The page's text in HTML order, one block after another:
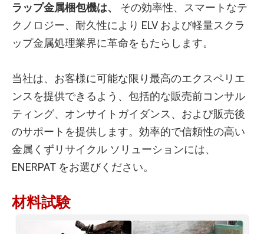
ラップ金属梱包機は、
その効率性、スマートなテ
クノロジー、耐久性により ELV および軽量スクラ
ップ金属処理業界に革命をもたらします。
当社は、お客様に可能な限り最高のエクスペリエ
ンスを提供できるよう、包括的な販売前コンサル
ティング、オンサイトガイダンス、および販売後
のサポートを提供します。効率的で信頼性の高い
金属くずリサイクル ソリューションには、
ENERPAT をお選びください。
材料試験